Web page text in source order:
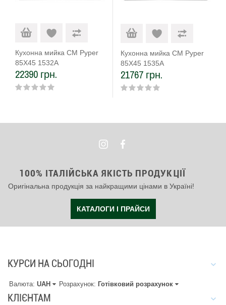
Кухонна мийка CM Pyper
85Х45 1532А
22390 грн.
Кухонна мийка CM Pyper
85Х45 1535А
21767 грн.
100% ІТАЛІЙСЬКА ЯКІСТЬ ПРОДУКЦІЇ
Оригінальна продукція за найкращими цінами в Україні!
КАТАЛОГИ І ПРАЙСИ
КУРСИ НА СЬОГОДНІ
Валюта: UAH Розрахунок: Готівковий розрахунок
КЛІЄНТАМ